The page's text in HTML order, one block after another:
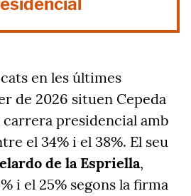
en les últimes
de 2026 situen Cepeda
carrera presidencial amb
el 34% i el 38%. El seu
de la Espriella,
i el 25% segons la firma